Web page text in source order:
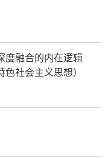
度融合的内在逻辑
色社会主义思想）